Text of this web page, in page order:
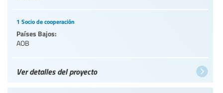
1 Socio de cooperación
Países Bajos:
AOB
Ver detalles del proyecto